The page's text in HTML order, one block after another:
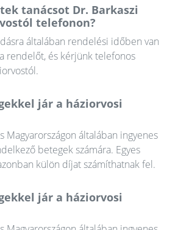
tanácsot Dr. Barkaszi
telefonon?
általában rendelési időben van
rendelőt, és kérjünk telefonos
jár a háziorvosi
Magyarországon általában ingyenes
betegek számára. Egyes
külön díjat számíthatnak fel.
jár a háziorvosi